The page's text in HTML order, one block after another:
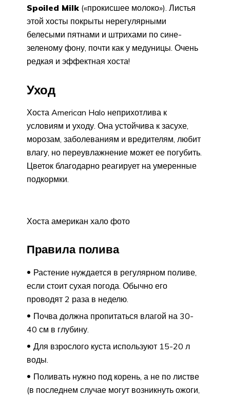
Spoiled Milk («прокисшее молоко»). Листья
этой хосты покрыты нерегулярными
белесыми пятнами и штрихами по сине-
зеленому фону, почти как у медуницы. Очень
редкая и эффектная хоста!
Уход
Хоста American Halo неприхотлива к
условиям и уходу. Она устойчива к засухе,
морозам, заболеваниям и вредителям, любит
влагу, но переувлажнение может ее погубить.
Цветок благодарно реагирует на умеренные
подкормки.
Хоста американ хало фото
Правила полива
Растение нуждается в регулярном поливе,
если стоит сухая погода. Обычно его
проводят 2 раза в неделю.
Почва должна пропитаться влагой на 30-
40 см в глубину.
Для взрослого куста используют 15-20 л
воды.
Поливать нужно под корень, а не по листве
(в последнем случае могут возникнуть ожоги,